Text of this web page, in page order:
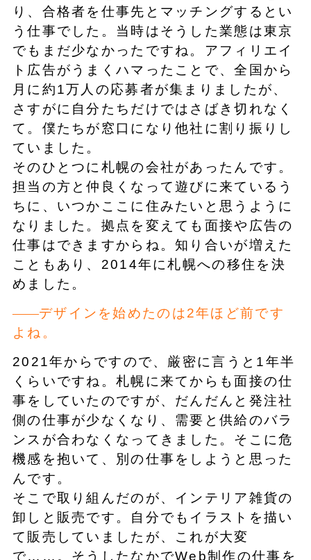
り、合格者を仕事先とマッチングするとい
う仕事でした。当時はそうした業態は東京
でもまだ少なかったですね。アフィリエイ
ト広告がうまくハマったことで、全国から
月に約1万人の応募者が集まりましたが、
さすがに自分たちだけではさばき切れなく
て。僕たちが窓口になり他社に割り振りし
ていました。
そのひとつに札幌の会社があったんです。
担当の方と仲良くなって遊びに来ているう
ちに、いつかここに住みたいと思うように
なりました。拠点を変えても面接や広告の
仕事はできますからね。知り合いが増えた
こともあり、2014年に札幌への移住を決
めました。
デザインを始めたのは2年ほど前です
よね。
2021年からですので、厳密に言うと1年半
くらいですね。札幌に来てからも面接の仕
事をしていたのですが、だんだんと発注社
側の仕事が少なくなり、需要と供給のバラ
ンスが合わなくなってきました。そこに危
機感を抱いて、別の仕事をしようと思った
んです。
そこで取り組んだのが、インテリア雑貨の
卸しと販売です。自分でもイラストを描い
て販売していましたが、これが大変
で……。そうしたなかでWeb制作の仕事を